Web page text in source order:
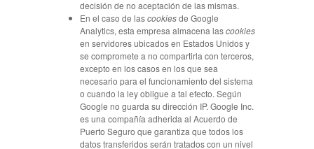
decisión de no aceptación de las mismas.
En el caso de lascookiesde Google
Analytics, esta empresa almacena lascookies
en servidores ubicados en Estados Unidos y
se compromete a no compartirla con terceros,
excepto en los casos en los que sea
necesario para el funcionamiento del sistema
o cuando la ley obligue a tal efecto. Según
Google no guarda su dirección IP. Google Inc.
es una compañía adherida al Acuerdo de
Puerto Seguro que garantiza que todos los
datos transferidos serán tratados con un nivel